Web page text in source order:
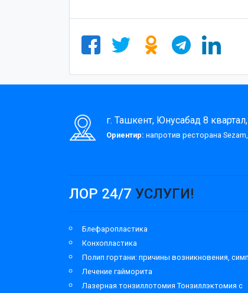
г. Ташкент, Юнусабад 8
Ориентир: напротив ресторана
ЛОР 24/7 УСЛУГИ!
Блефаропластика
Конхопластика
Полип гортани: причины возникновения,
Лечение гайморита
Лазерная тонзиллотомия Тонзиллэктомия с